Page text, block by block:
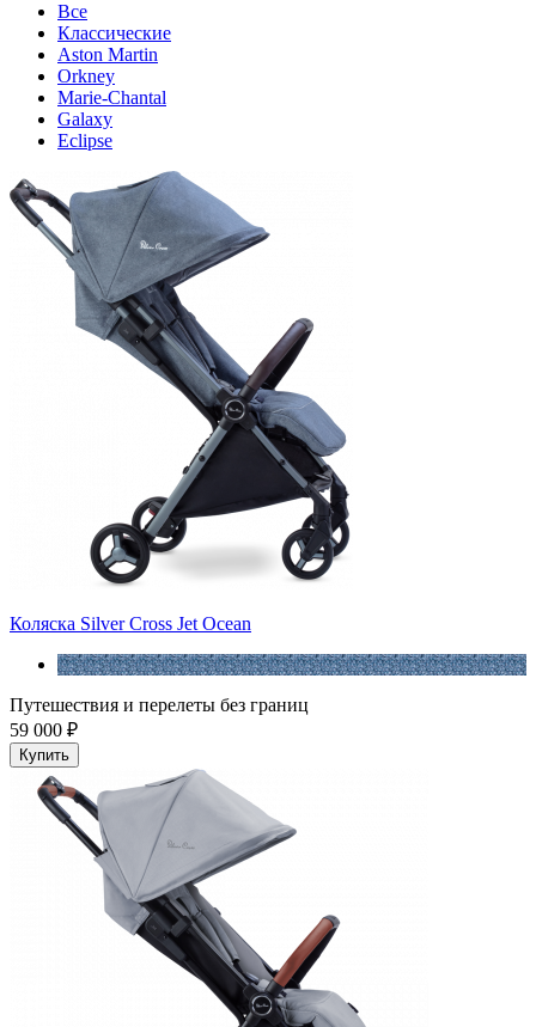
Все
Классические
Aston Martin
Orkney
Marie-Chantal
Galaxy
Eclipse
Коляска Silver Cross Jet Ocean
Путешествия и перелеты без границ
59 000 ₽
Купить